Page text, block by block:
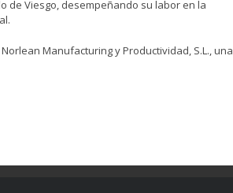
de Viesgo, desempeñando su labor en la
Manufacturing y Productividad, S.L., una